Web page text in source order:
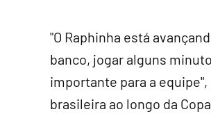
"O Raphinha está
banco, jogar alguns
importante para a
brasileira ao longo da